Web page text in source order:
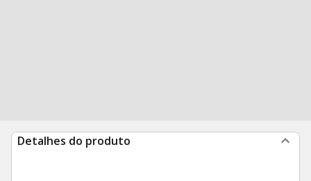
Detalhes do produto